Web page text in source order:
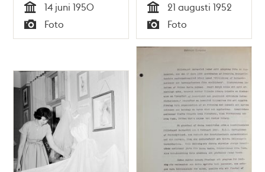
Tid
14 juni 1950
Typ
Foto Tid
21 augusti 1952
Typ
Foto